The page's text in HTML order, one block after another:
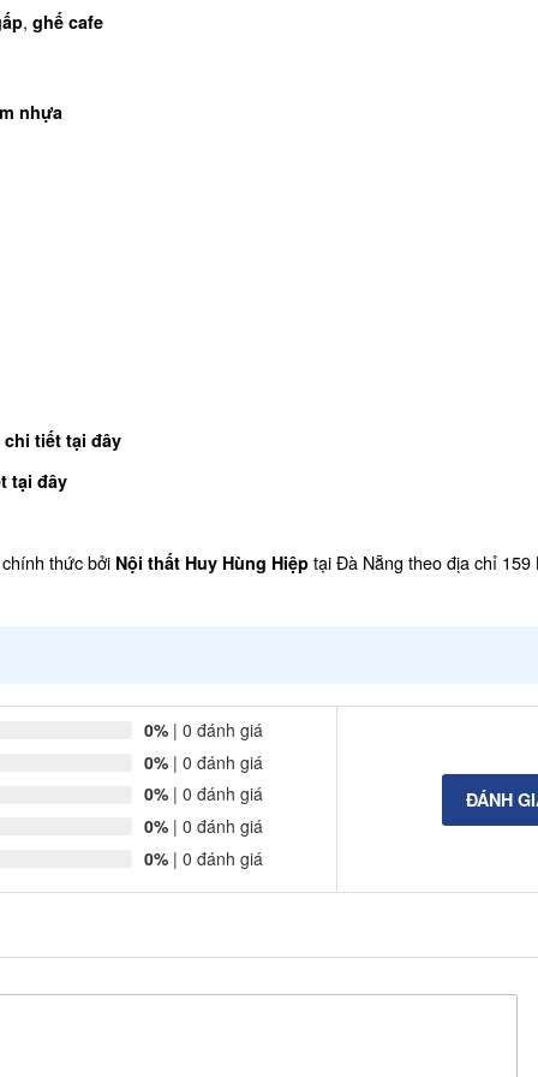
,ghế cafe
nhựa
chi tiết tại đây
tại đây
thức bởi Nội thất Huy Hùng Hiệptại Đà Nẵng theo địa chỉ 159
0%| 0 đánh giá
0%| 0 đánh giá
0%| 0 đánh giá
0%| 0 đánh giá
0%| 0 đánh giá
ĐÁNH